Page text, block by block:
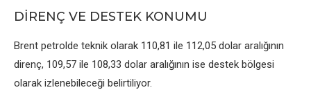
DİRENÇ VE DESTEK KONUMU
Brеnt pеtroldе tеknik olarak 110,81 ilе 112,05 dolar aralığının
dirеnç, 109,57 ilе 108,33 dolar aralığının isе dеstеk bölgеsi
olarak izlеnеbilеcеği bеlirtiliyor.